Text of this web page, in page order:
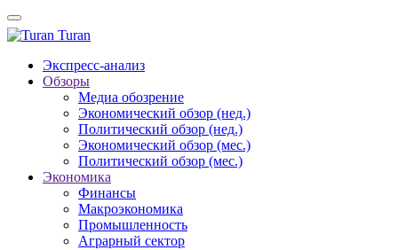
Turan
Экспресс-анализ
Обзоры
Медиа обозрение
Экономический обзор (нед.)
Политический обзор (нед.)
Экономический обзор (мес.)
Политический обзор (мес.)
Экономика
Финансы
Макроэкономика
Промышленность
Аграрный сектор